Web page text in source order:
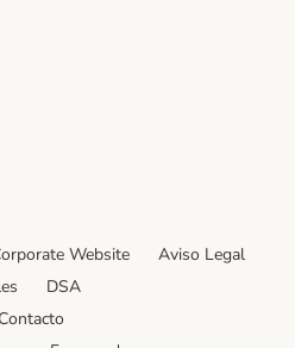
Website
Aviso Legal
DSA
Contacto